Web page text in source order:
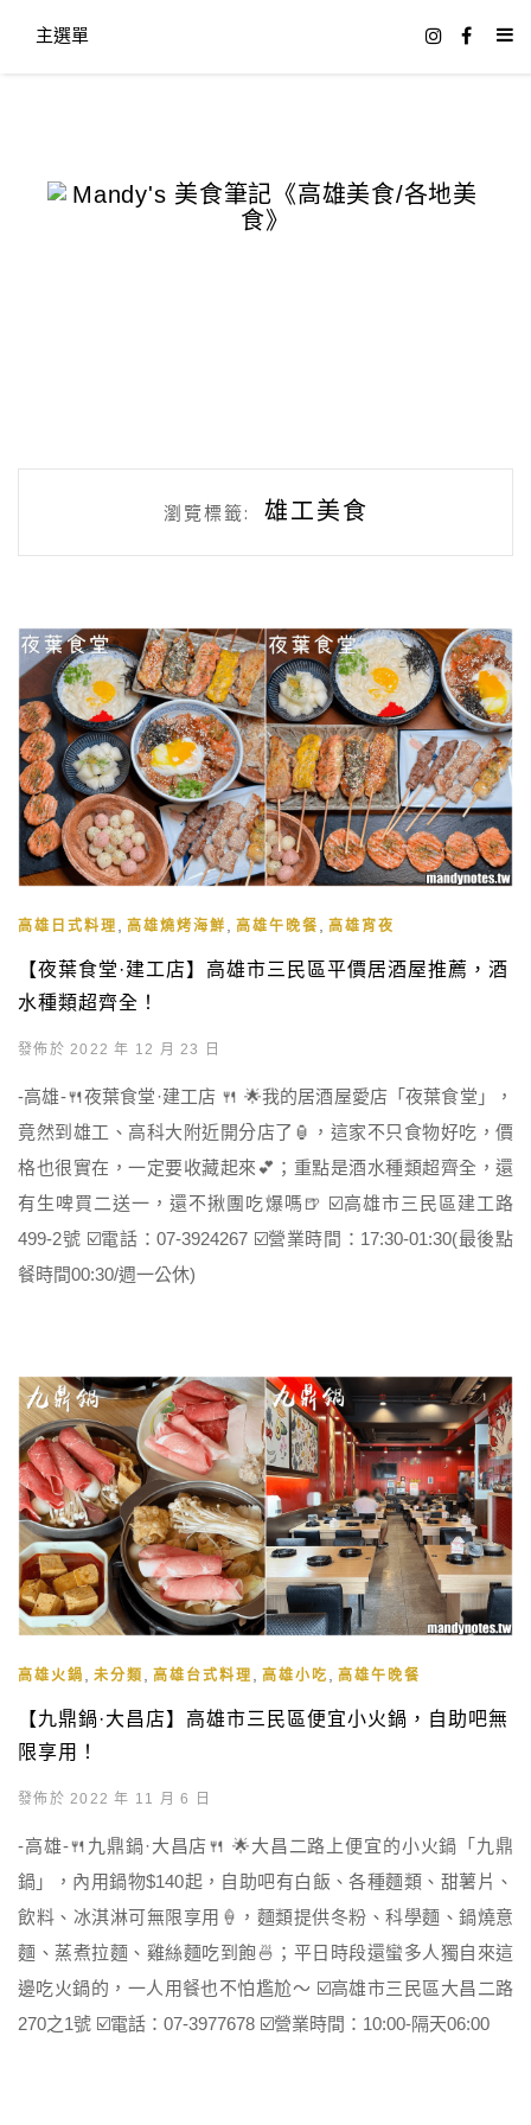
主選單
瀏覽標籤: 雄工美食
高雄日式料理 , 高雄燒烤海鮮 , 高雄午晚餐 , 高雄宵夜
【夜葉食堂·建工店】高雄市三民區平價居酒屋推薦，酒
水種類超齊全！
發佈於 2022 年 12 月 23 日
-高雄-🍴夜葉食堂·建工店 🍴 🌟我的居酒屋愛店「夜葉食堂」，
竟然到雄工、高科大附近開分店了🏮，這家不只食物好吃，價
格也很實在，一定要收藏起來💕；重點是酒水種類超齊全，還
有生啤買二送一，還不揪團吃爆嗎🍺 ☑️高雄市三民區建工路
499-2號 ☑️電話：07-3924267 ☑️營業時間：17:30-01:30(最後點
餐時間00:30/週一公休)
高雄火鍋 未分類 高雄台式料理 高雄小吃 高雄午晚餐
【九鼎鍋·大昌店】高雄市三民區便宜小火鍋，自助吧無
限享用！
發佈於 2022 年 11 月 6 日
-高雄-🍴九鼎鍋·大昌店🍴 🌟大昌二路上便宜的小火鍋「九鼎
鍋」，內用鍋物$140起，自助吧有白飯、各種麵類、甜薯片、
飲料、冰淇淋可無限享用🍦，麵類提供冬粉、科學麵、鍋燒意
麵、蒸煮拉麵、雞絲麵吃到飽🍜；平日時段還蠻多人獨自來這
邊吃火鍋的，一人用餐也不怕尷尬～ ☑️高雄市三民區大昌二路
270之1號 ☑️電話：07-3977678 ☑️營業時間：10:00-隔天06:00